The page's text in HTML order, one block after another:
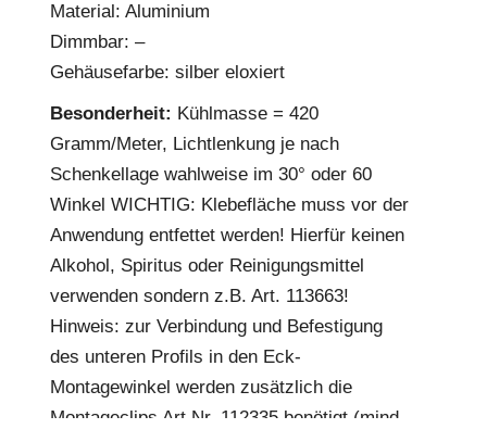
Material: Aluminium
Dimmbar: –
Gehäusefarbe: silber eloxiert
Besonderheit: Kühlmasse = 420
Gramm/Meter, Lichtlenkung je nach
Schenkellage wahlweise im 30° oder 60
Winkel WICHTIG: Klebefläche muss vor der
Anwendung entfettet werden! Hierfür keinen
Alkohol, Spiritus oder Reinigungsmittel
verwenden sondern z.B. Art. 113663!
Hinweis: zur Verbindung und Befestigung
des unteren Profils in den Eck-
Montagewinkel werden zusätzlich die
Montageclips Art.Nr. 112335 benötigt (mind.